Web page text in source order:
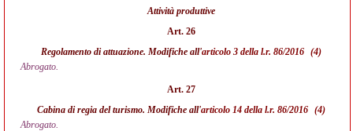
Attività produttive
Art. 26
Regolamento di attuazione. Modifiche all'articolo 3 della l.r. 86/2016 (4)
Abrogato.
Art. 27
Cabina di regia del turismo. Modifiche all'articolo 14 della l.r. 86/2016 (4)
Abrogato.